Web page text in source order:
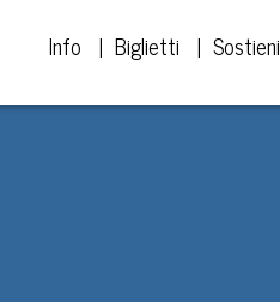
Info Biglietti Sostieni